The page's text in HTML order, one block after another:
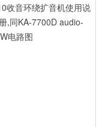
收音环绕扩音机使用说
,同KA-7700D audio-
电路图